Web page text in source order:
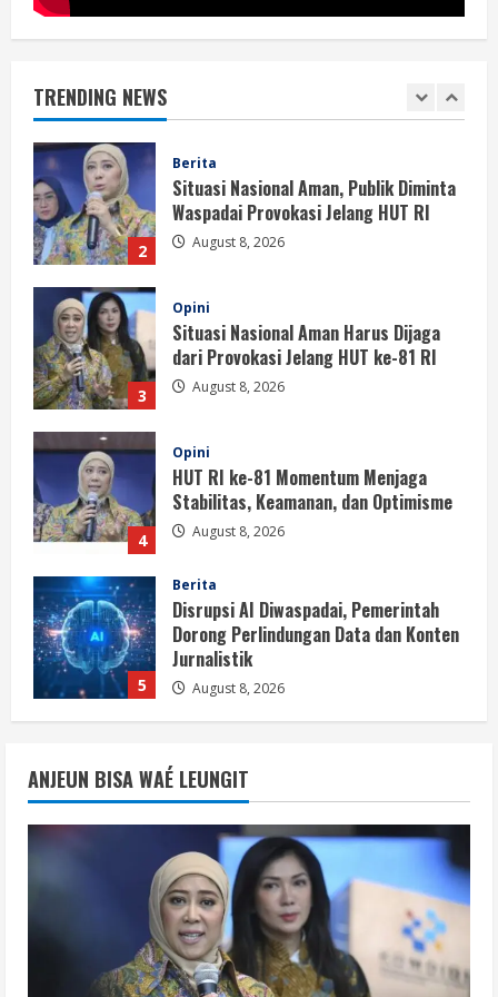
TRENDING NEWS
2
Berita
Situasi Nasional Aman, Publik Diminta
3
Opini
Situasi Nasional Aman Harus Dijaga
dari Provokasi Jelang HUT ke-81 RI
August 8, 2026
4
Opini
HUT RI ke-81 Momentum Menjaga
Stabilitas, Keamanan, dan Optimisme
August 8, 2026
5
Disrupsi AI Diwaspadai, Pemerintah
Dorong Perlindungan Data dan Konten
Jurnalistik
August 8, 2026
1
Perayaan Kemerdekaan Dinilai Harus
Dijaga dengan Persatuan
2
Situasi Nasional Aman, Publik Diminta
Waspadai Provokasi Jelang HUT RI
August 8, 2026
3
Opini
Situasi Nasional Aman Harus Dijaga
dari Provokasi Jelang HUT ke-81 RI
August 8, 2026
ANJEUN BISA WAÉ LEUNGIT